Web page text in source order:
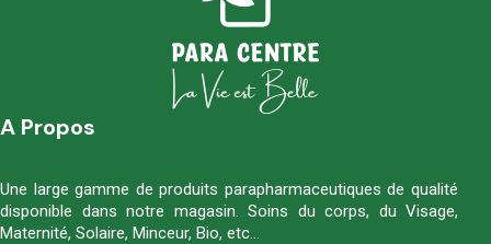
A Propos
Une large gamme de produits parapharmaceutiques de qualité
disponible dans notre magasin. Soins du corps, du Visage,
Maternité, Solaire, Minceur, Bio, etc…